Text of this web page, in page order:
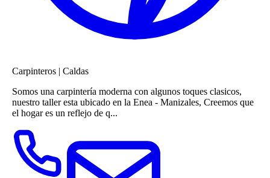
Carpinteros | Caldas
Somos una carpintería moderna con algunos toques clasicos,
nuestro taller esta ubicado en la Enea - Manizales, Creemos que
el hogar es un reflejo de q...